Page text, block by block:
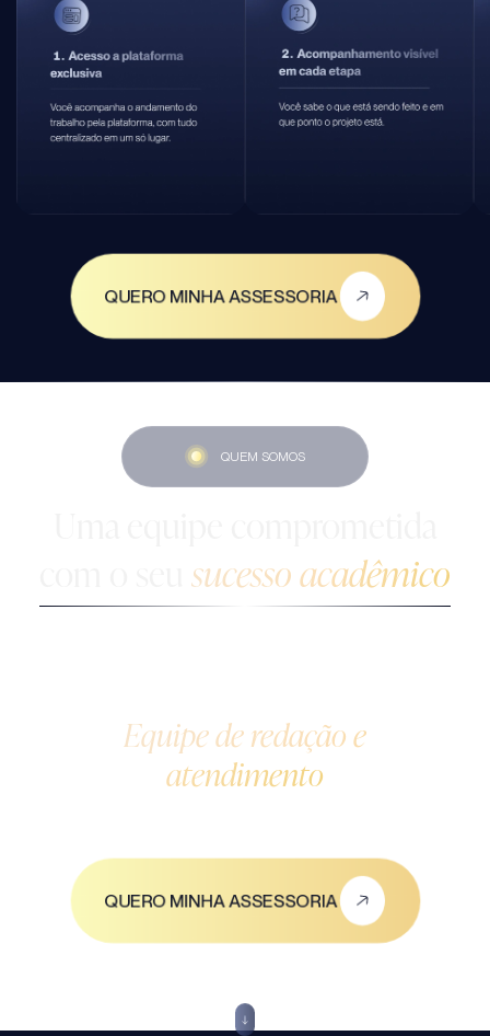
QUERO MINHA ASSESSORIA
QUEM SOMOS
sucesso acadêmico
Equipe de redação e
atendimento
QUERO MINHA ASSESSORIA